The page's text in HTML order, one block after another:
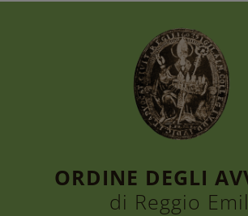
ORDINE DEGLI
di Reggio